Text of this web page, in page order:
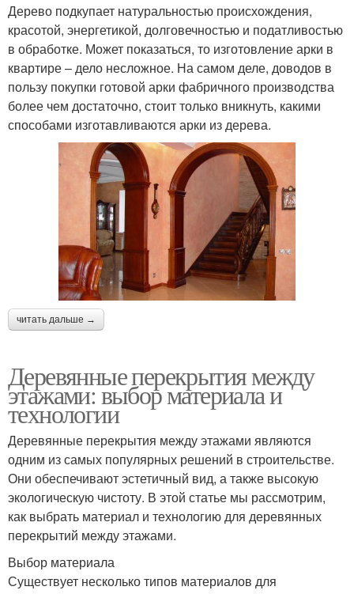
Дерево подкупает натуральностью происхождения,
красотой, энергетикой, долговечностью и податливостью
в обработке. Может показаться, то изготовление арки в
квартире – дело несложное. На самом деле, доводов в
пользу покупки готовой арки фабричного производства
более чем достаточно, стоит только вникнуть, какими
способами изготавливаются арки из дерева.
читать дальше →
Деревянные перекрытия между
этажами: выбор материала и
технологии
Деревянные перекрытия между этажами являются
одним из самых популярных решений в строительстве.
Они обеспечивают эстетичный вид, а также высокую
экологическую чистоту. В этой статье мы рассмотрим,
как выбрать материал и технологию для деревянных
перекрытий между этажами.
Выбор материала
Существует несколько типов материалов для